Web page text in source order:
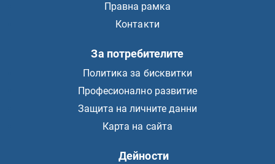
Правна рамка
Контакти
За потребителите
Политика за бисквитки
Професионално развитие
Защита на личните данни
Карта на сайта
Дейности